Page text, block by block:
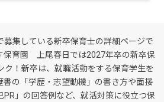
集している新卒保育士の詳細ページで
保育園 上尾春日では2027年卒の新卒保
ク！新卒は、就職活動をする保育学生を
書の「学歴・志望動機」の書き方や面接
」の回答例など、就活対策に役立つ保